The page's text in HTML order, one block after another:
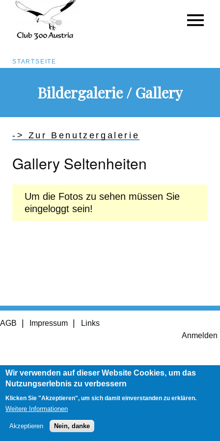
Inhalt
Pfadnavigation
STARTSEITE
Bildergalerie / Gallery
-> Zur Benutzergalerie
Gallery Seltenheiten
Um die Fotos zu sehen müssen Sie
eingeloggt sein!
Footer
AGB Impressum Links
Anmelden
Wir verwenden auf dieser Website Cookies, um das
Nutzungserlebnis zu verbessern
Klicken Sie "Akzeptieren", um sich damit einverstanden zu erklären.
Weitere Informationen
Akzeptieren Nein, danke